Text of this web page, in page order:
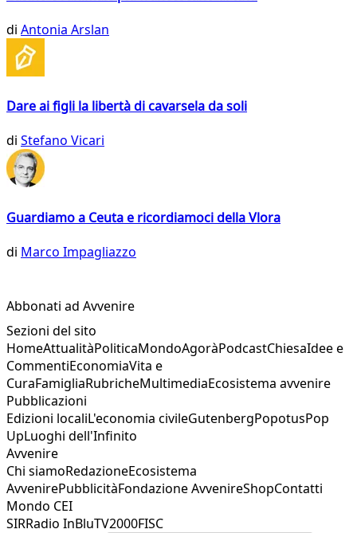
di Antonia Arslan
Dare ai figli la libertà di cavarsela da soli
di Stefano Vicari
Guardiamo a Ceuta e ricordiamoci della Vlora
di Marco Impagliazzo
Abbonati ad Avvenire
Sezioni del sito
HomeAttualitàPoliticaMondoAgoràPodcastChiesaIdee e
CommentiEconomiaVita e
CuraFamigliaRubricheMultimediaEcosistema avvenire
Pubblicazioni
Edizioni localiL'economia civileGutenbergPopotusPop
UpLuoghi dell'Infinito
Avvenire
Chi siamoRedazioneEcosistema
AvvenirePubblicitàFondazione AvvenireShopContatti
Mondo CEI
SIRRadio InBluTV2000FISC